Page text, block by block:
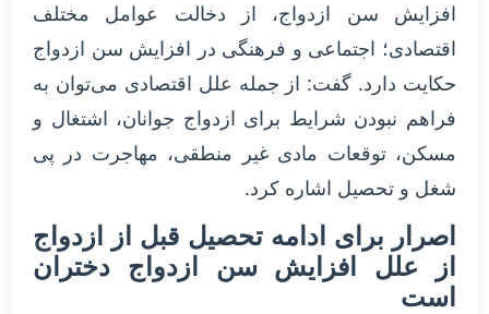
افزایش سن ازدواج، از دخالت عوامل مختلف
اقتصادی؛ اجتماعی و فرهنگی در افزایش سن ازدواج
حکایت دارد. گفت: از جمله علل اقتصادی می‌توان به
فراهم نبودن شرایط برای ازدواج جوانان، اشتغال و
مسکن، توقعات مادی غیر منطقی، مهاجرت در پی
شغل و تحصیل اشاره کرد.
اصرار برای ادامه تحصیل قبل از ازدواج
از علل افزایش سن ازدواج دختران
است